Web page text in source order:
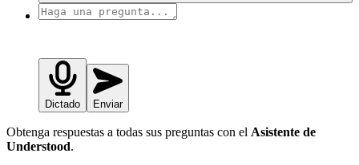
Dictado Enviar
Obtenga respuestas a todas sus preguntas con el Asistente de
Understood.